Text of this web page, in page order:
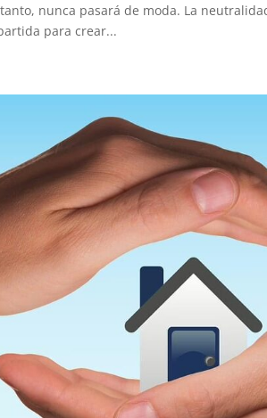
nunca pasará de moda. La
para crear...